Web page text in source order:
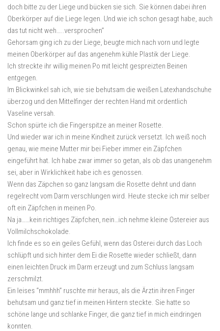
doch bitte zu der Liege und bücken sie sich. Sie können dabei ihren
Oberkörper auf die Liege legen. Und wie ich schon gesagt habe, auch
das tut nicht weh…..versprochen”
Gehorsam ging ich zu der Liege, beugte mich nach vorn und legte
meinen Oberkörper auf das angenehm kühle Plastik der Liege.
Ich streckte ihr willig meinen Po mit leicht gespreizten Beinen
entgegen.
Im Blickwinkel sah ich, wie sie behutsam die weißen Latexhandschuhe
überzog und den Mittelfinger der rechten Hand mit ordentlich
Vaseline versah.
Schon spürte ich die Fingerspitze an meiner Rosette.
Und wieder war ich in meine Kindheit zurück versetzt. Ich weiß noch
genau, wie meine Mutter mir bei Fieber immer ein Zäpfchen
eingeführt hat. Ich habe zwar immer so getan, als ob das unangenehm
sei, aber in Wirklichkeit habe ich es genossen.
Wenn das Zäpchen so ganz langsam die Rosette dehnt und dann
regelrecht vom Darm verschlungen wird. Heute stecke ich mir selber
oft ein Zäpfchen in meinen Po.
Na ja……kein richtiges Zäpfchen, nein…ich nehme kleine Ostereier aus
Vollmilchschokolade.
Ich finde es so ein geiles Gefühl, wenn das Osterei durch das Loch
schlüpft und sich hinter dem Ei die Rosette wieder schließt, dann
einen leichten Druck im Darm erzeugt und zum Schluss langsam
zerschmilzt.
Ein leises “mmhhh” ruschte mir heraus, als die Ärztin ihren Finger
behutsam und ganz tief in meinen Hintern steckte. Sie hatte so
schöne lange und schlanke Finger, die ganz tief in mich eindringen
konnten.